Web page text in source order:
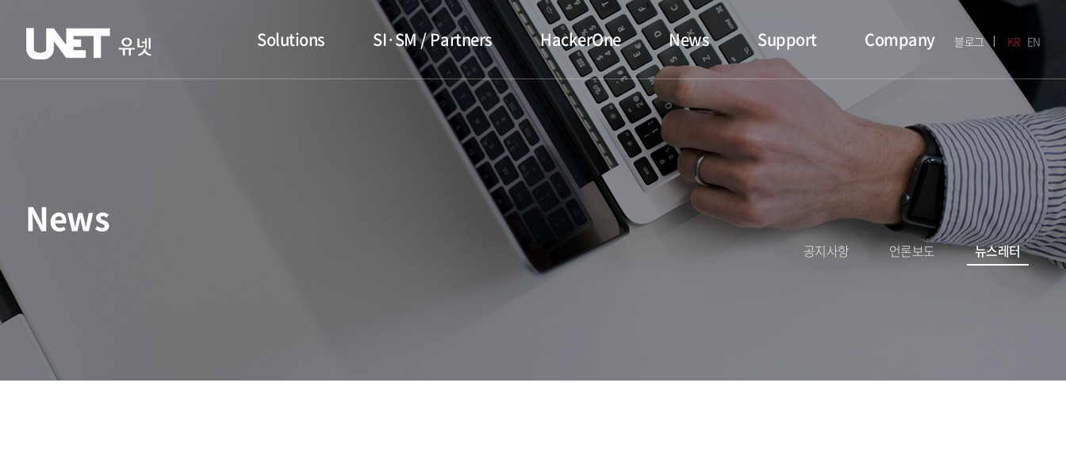
Solutions SI·SM / Partners HackerOne News Support Company 블로그 KR EN
News
공지사항 언론보도 뉴스레터